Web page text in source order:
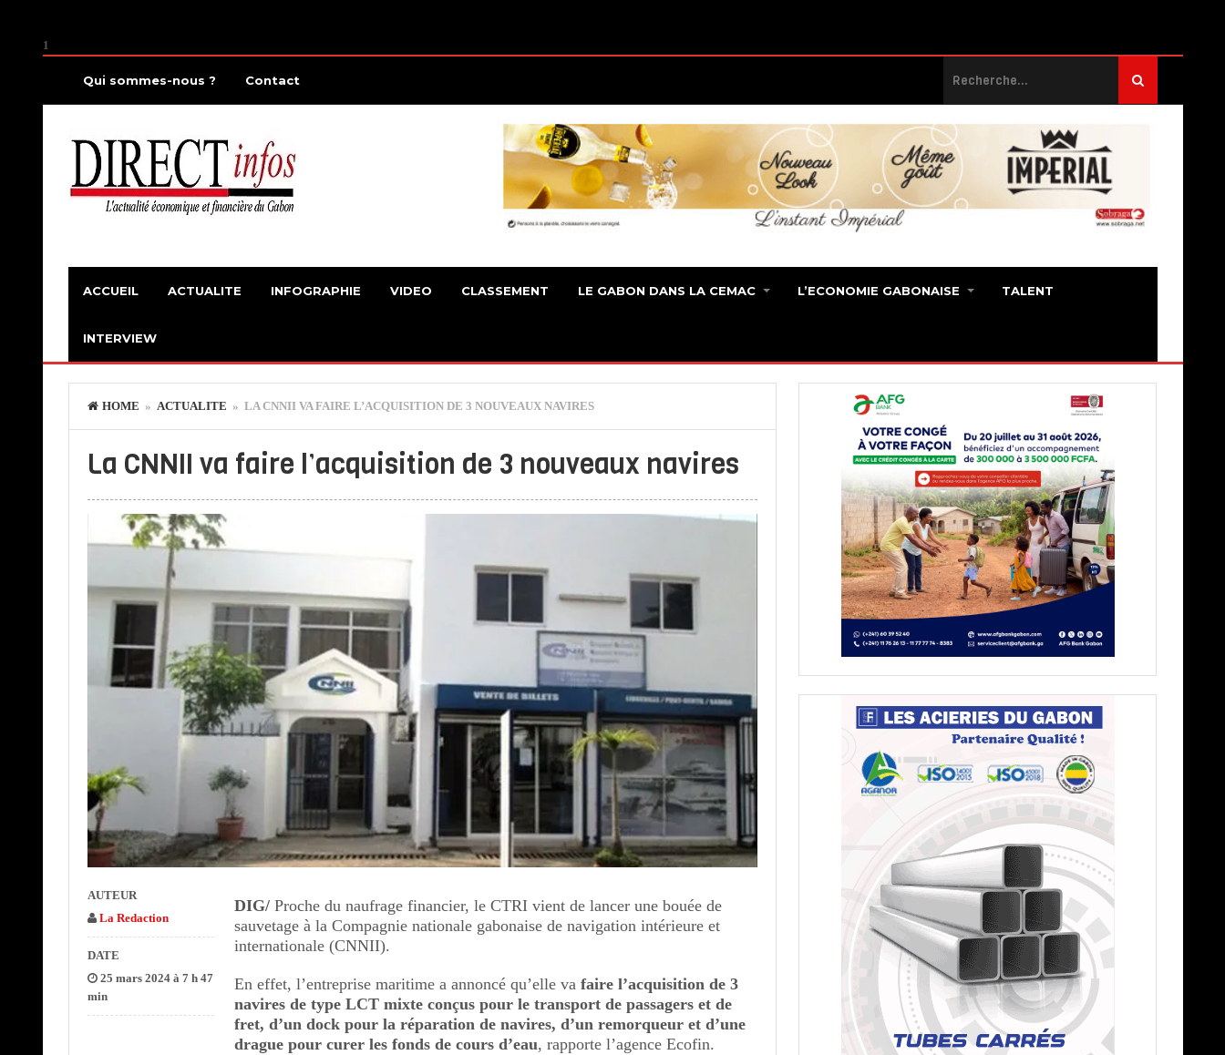
1
Qui sommes-nous ? Contact
ACCUEIL ACTUALITE INFOGRAPHIE VIDEO CLASSEMENT LE GABON DANS LA CEMAC L’ECONOMIE GABONAISE TALENT
INTERVIEW
HOME » ACTUALITE » LA CNNII VA FAIRE L’ACQUISITION DE 3 NOUVEAUX NAVIRES
La CNNII va faire l’acquisition de 3 nouveaux navires
DIG/ Proche du naufrage financier, le CTRI vient de lancer une bouée de
sauvetage à la Compagnie nationale gabonaise de navigation intérieure et
internationale (CNNII).
En effet, l’entreprise maritime a annoncé qu’elle vafaire l’acquisition de 3
navires de type LCT mixte conçus pour le transport de passagers et de
fret, d’un dock pour la réparation de navires, d’un remorqueur et d’une
drague pour curer les fonds de cours d’eau, rapporte l’agence Ecofin.
AUTEUR
La Redaction
DATE
25 mars 2024 à 7 h 47
min